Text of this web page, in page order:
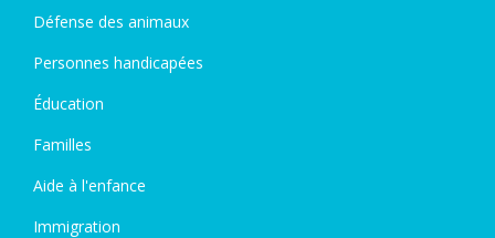
Défense des animaux
Personnes handicapées
Éducation
Familles
Aide à l'enfance
Immigration